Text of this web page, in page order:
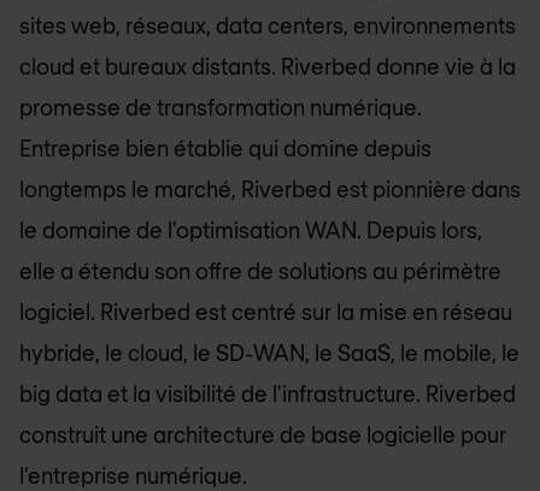
sites web, réseaux, data centers, environnements
cloud et bureaux distants. Riverbed donne vie à la
promesse de transformation numérique.
Entreprise bien établie qui domine depuis
longtemps le marché, Riverbed est pionnière dans
le domaine de l'optimisation WAN. Depuis lors,
elle a étendu son offre de solutions au périmètre
logiciel. Riverbed est centré sur la mise en réseau
hybride, le cloud, le SD-WAN, le SaaS, le mobile, le
big data et la visibilité de l'infrastructure. Riverbed
construit une architecture de base logicielle pour
l’entreprise numérique.